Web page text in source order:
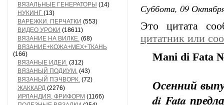
ВЯЗАЛЬНЫЕ ГЕНЕРАТОРЫ (14)
НУКИНГ (13)
ВАРЕЖКИ. ПЕРЧАТКИ (553)
ВИДЕО УРОКИ (18611)
ВЯЗАНИЕ НА ВИЛКЕ. (68)
ВЯЗАНИЕ+КОЖА+МЕХ+ТКАНЬ
(166)
ВЯЗАНЫЕ ИДЕИ. (312)
ВЯЗАНЫЙ ПОДИУМ. (43)
ВЯЗАНЫЙ ПЭЧВОРК. (72)
ЖАККАРД (2276)
ИРЛАНДИЯ, ФРИФОРМ (1166)
Суббота, 09
Это цитата
цитатник или
Mani di Fata
Осенний
di Fata